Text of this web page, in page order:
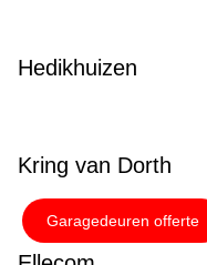
Hedikhuizen
Kring van Dorth
Garagedeuren offerte